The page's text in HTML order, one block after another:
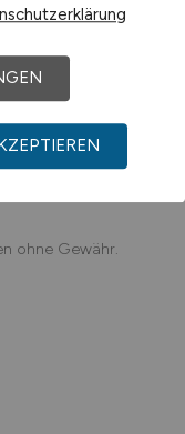
inSalzwedel
Sie sich auf
und
.
der
ohne Gewähr.